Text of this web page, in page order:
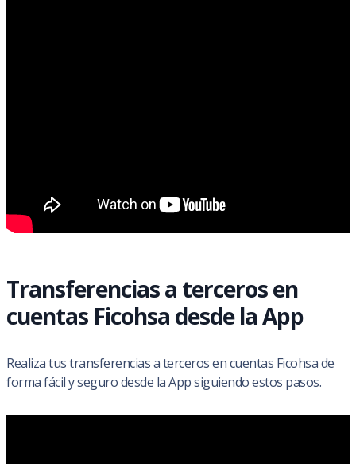
Transferencias a terceros en
cuentas Ficohsa desde la App
Realiza tus transferencias a terceros en cuentas Ficohsa de
forma fácil y seguro desde la App siguiendo estos pasos.